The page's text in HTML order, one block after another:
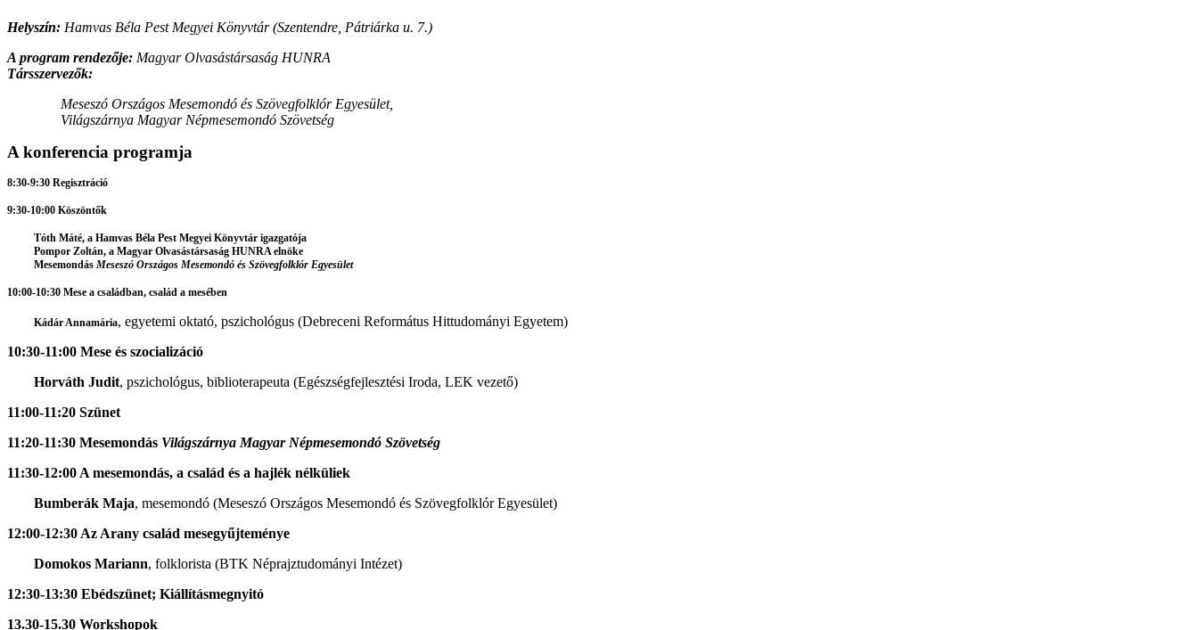
Helyszín: Hamvas Béla Pest Megyei Könyvtár (Szentendre, Pátriárka u. 7.)
A program rendezője: Magyar Olvasástársaság HUNRA
Társszervezők:
Meseszó Országos Mesemondó és Szövegfolklór Egyesület,
Világszárnya Magyar Népmesemondó Szövetség
A konferencia programja
8:30-9:30 Regisztráció
9:30-10:00 Köszöntők
Tóth Máté, a Hamvas Béla Pest Megyei Könyvtár igazgatója
Pompor Zoltán, a Magyar Olvasástársaság HUNRA elnöke
Mesemondás Meseszó Országos Mesemondó és Szövegfolklór Egyesület
10:00-10:30 Mese a családban, család a mesében
Kádár Annamária, egyetemi oktató, pszichológus (Debreceni Református Hittudományi Egyetem)
10:30-11:00 Mese és szocializáció
Horváth Judit, pszichológus, biblioterapeuta (Egészségfejlesztési Iroda, LEK vezető)
11:00-11:20 Szünet
11:20-11:30 Mesemondás Világszárnya Magyar Népmesemondó Szövetség
11:30-12:00 A mesemondás, a család és a hajlék nélküliek
Bumberák Maja, mesemondó (Meseszó Országos Mesemondó és Szövegfolklór Egyesület)
12:00-12:30 Az Arany család mesegyűjteménye
Domokos Mariann, folklorista (BTK Néprajztudományi Intézet)
12:30-13:30 Ebédszünet; Kiállításmegnyitó
13.30-15.30 Workshopok